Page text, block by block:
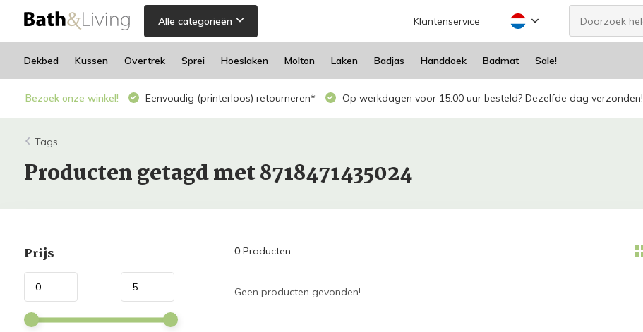
Alle categorieën Klantenservice
Dekbed Kussen Overtrek Sprei Hoeslaken Molton Laken Badjas Handdoek Badmat Sale!
Bezoek onze winkel! Eenvoudig (printerloos) retourneren* Op werkdagen voor 15.00 uur besteld? Dezelfde dag verzonden!
Tags
Producten getagd met 8718471435024
Prijs
-
0Producten
Geen producten gevonden!...